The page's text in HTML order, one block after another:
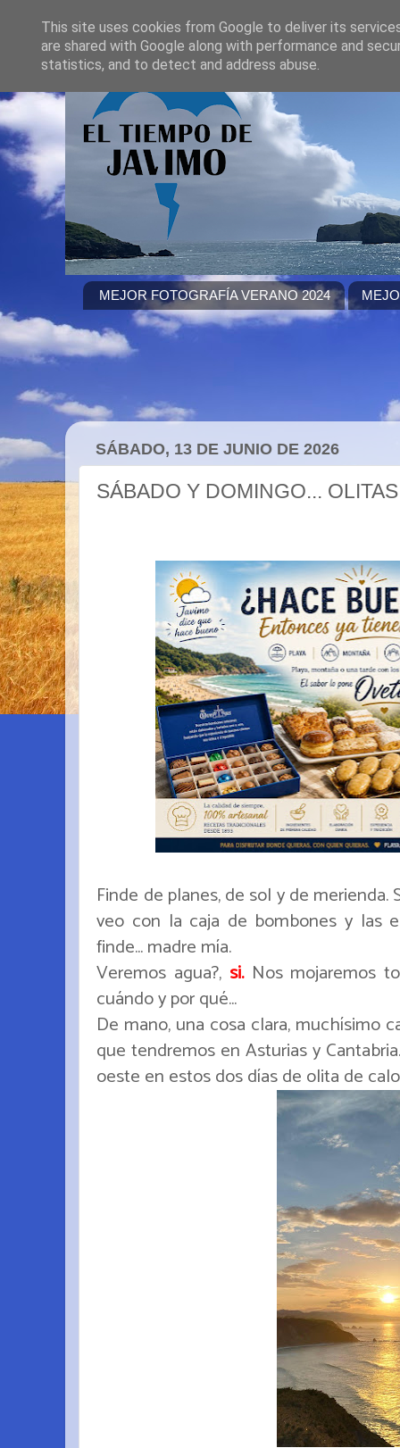
MEJOR FOTOGRAFÍA VERANO 2024
SÁBADO, 13 DE JUNIO DE 2026
SÁBADO Y DOMINGO... OLITAS
Finde de planes, de sol y de
veo con la caja de bombones y las
finde... madre mía.
Veremos agua?, si.Nos mojaremos
cuándo y por qué...
De mano, una cosa clara, muchísimo
que tendremos en Asturias y
oeste en estos dos días de olita de
This site uses cookies from Google to deliver its
are shared with Google along with performance and
statistics, and to detect and address abuse.